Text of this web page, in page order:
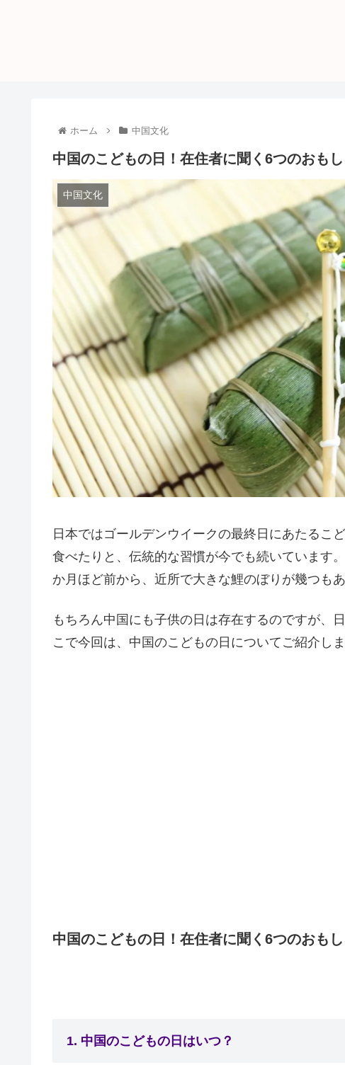
ホーム 中国文化
中国のこどもの日！在住者に聞く6つのおもし
中国文化
日本ではゴールデンウイークの最終日にあたるこ
食べたりと、伝統的な習慣が今でも続いています
か月ほど前から、近所で大きな鯉のぼりが幾つも
もちろん中国にも子供の日は存在するのですが、
こで今回は、中国のこどもの日についてご紹介しま
中国のこどもの日！在住者に聞く6つのおもし
1. 中国のこどもの日はいつ？